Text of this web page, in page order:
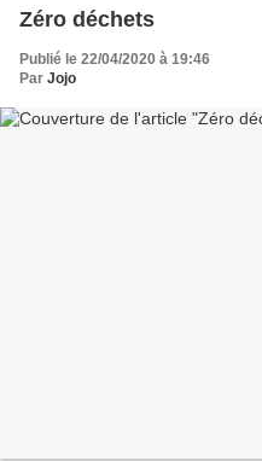
Zéro déchets
Publié le 22/04/2020 à 19:46
Par Jojo